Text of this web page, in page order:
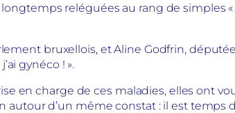
reléguées au rang de simples
bruxellois, et Aline Godfrin,
gynéco ! ».
en charge de ces maladies, elles ont
d’un même constat : il est temps